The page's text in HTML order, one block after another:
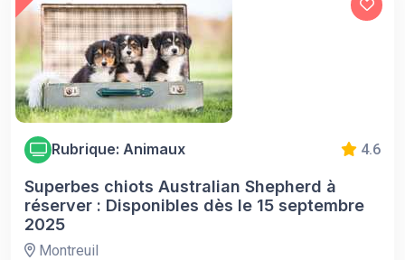
Rubrique: Animaux 4.6
Superbes chiots Australian Shepherd à
réserver : Disponibles dès le 15 septembre
2025
Montreuil